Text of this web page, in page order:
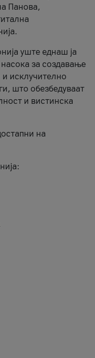
Панова,
уште еднаш ја
насока за создавање
исклучително
што обезбедуваат
и вистинска
на